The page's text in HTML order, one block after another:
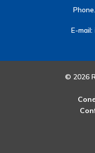
E-mail:
© 2026